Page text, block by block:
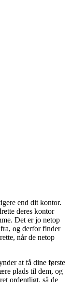
end dit kontor.
deres kontor
Det er jo netop
og derfor finder
når de netop
at få dine første
plads til dem, og
ordentligt, så de